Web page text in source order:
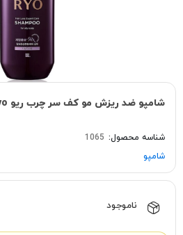
شامپو ضد ریزش مو کف سر چرب ریو Ryo
شناسه محصول: 1065
شامپو
ناموجود